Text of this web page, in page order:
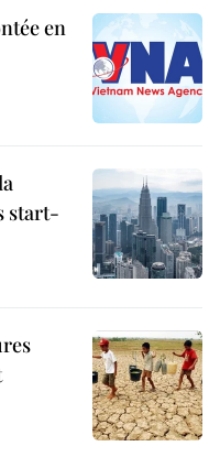
en
start-